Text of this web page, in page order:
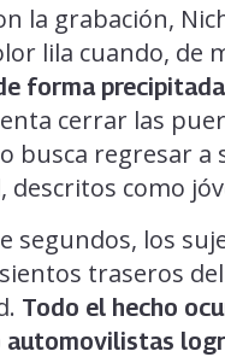
la grabación,
lila cuando, de
forma
cerrar las
busca regresar
descritos como
segundos, los
traseros
Todo el hecho
automovilistas